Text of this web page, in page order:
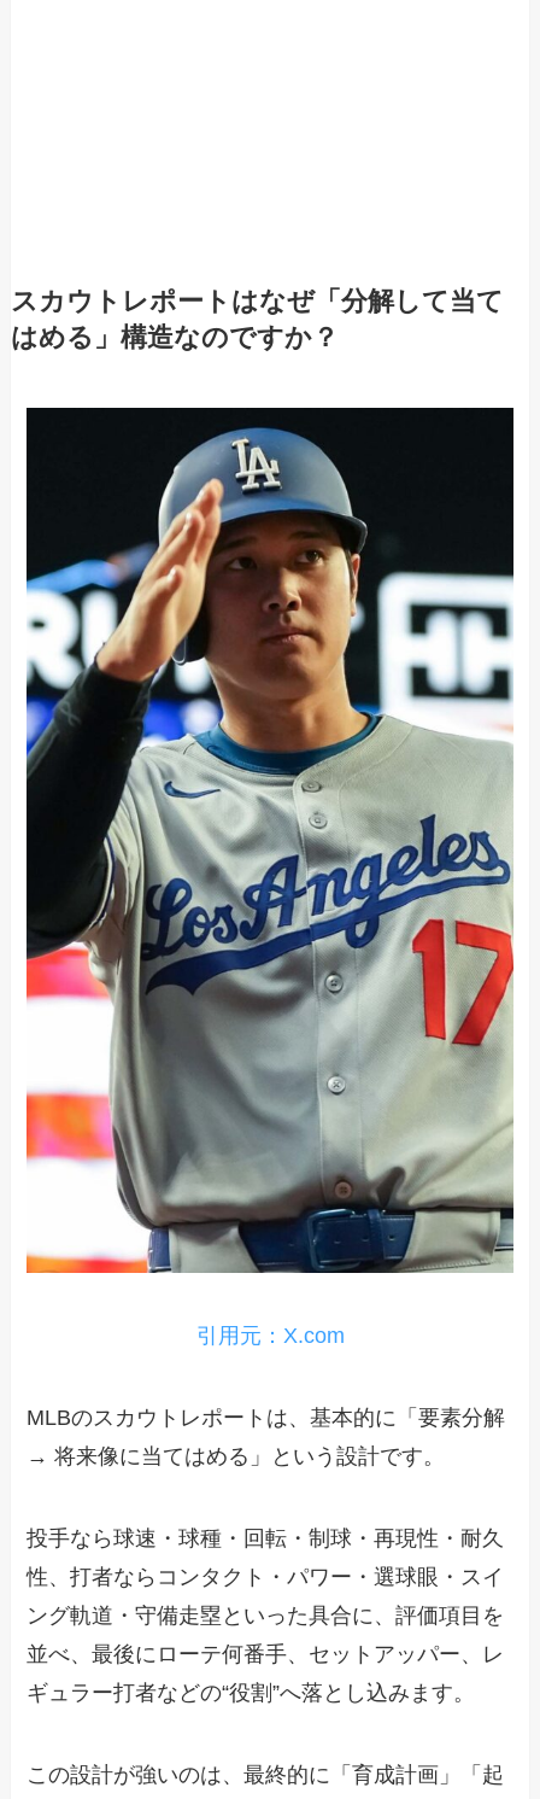
スカウトレポートはなぜ「分解して当て
はめる」構造なのですか？
引用元：X.com
MLBのスカウトレポートは、基本的に「要素分解
→ 将来像に当てはめる」という設計です。
投手なら球速・球種・回転・制球・再現性・耐久
性、打者ならコンタクト・パワー・選球眼・スイ
ング軌道・守備走塁といった具合に、評価項目を
並べ、最後にローテ何番手、セットアッパー、レ
ギュラー打者などの“役割”へ落とし込みます。
この設計が強いのは、最終的に「育成計画」「起